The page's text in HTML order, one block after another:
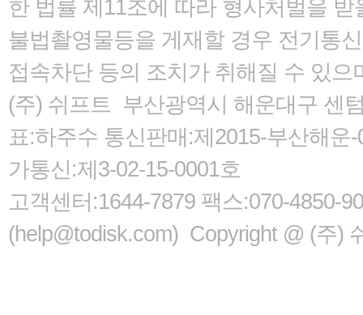
한 법률 제11조에 따라 형사처벌을 받
불법촬영물등을 게재할 경우 전기통
접속차단 등의 조치가 취해질 수 있으
(주) 쉬프트 부산광역시 해운대구 센
표:하주수 통신판매:제2015-부산해
가통신:제3-02-15-0001호
고객센터:1644-7879 팩스:070-4850-
(help@todisk.com) Copyright @ (주)